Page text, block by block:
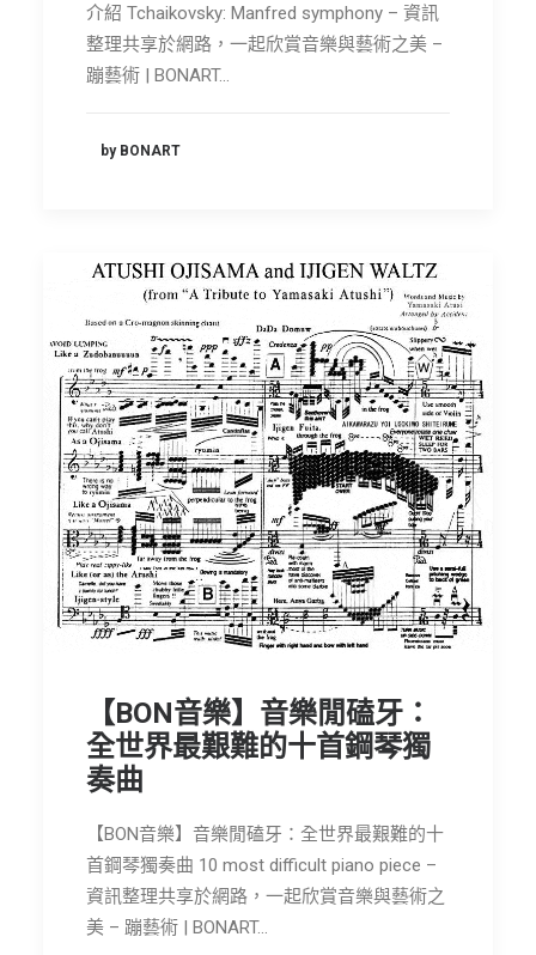
介紹 Tchaikovsky: Manfred symphony – 資訊
整理共享於網路，一起欣賞音樂與藝術之美 –
蹦藝術 | BONART…
by BONART
【BON音樂】音樂閒磕牙：
全世界最艱難的十首鋼琴獨
奏曲
【BON音樂】音樂閒磕牙：全世界最艱難的十
首鋼琴獨奏曲 10 most difficult piano piece –
資訊整理共享於網路，一起欣賞音樂與藝術之
美 – 蹦藝術 | BONART…